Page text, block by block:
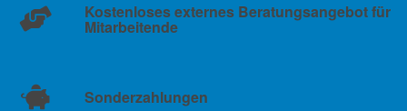
Kostenloses externes Beratungsangebot für
Mitarbeitende
Sonderzahlungen